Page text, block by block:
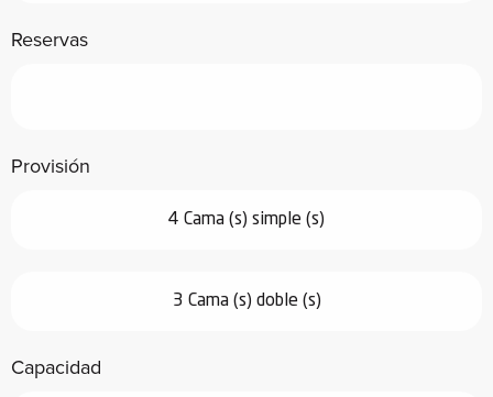
Reservas
Provisión
4 Cama (s) simple (s)
3 Cama (s) doble (s)
Capacidad